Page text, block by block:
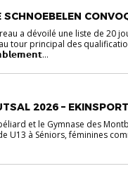
SCHNOEBELEN
a dévoilé une liste de 20
tour principal des
2026 – EKINSPORT
et le Gymnase des
U13 à Séniors, féminines